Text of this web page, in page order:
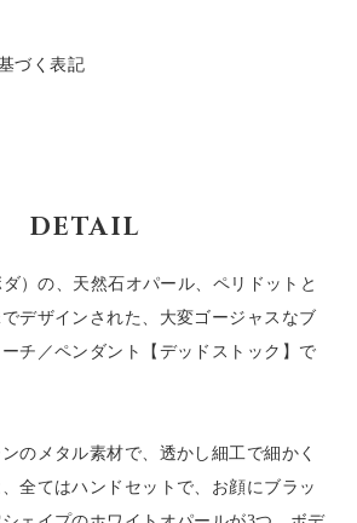
づく表記
DETAIL
）の、天然石オパール、ペリドットと
デザインされた、大変ゴージャスなブ
チ／ペンダント【デッドストック】で
のメタル素材で、透かし細工で細かく
全てはハンドセットで、お顔にブラッ